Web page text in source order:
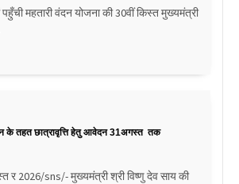
महतारी वंदन योजना की 30वीं किस्त मुख्यमंत्री
के तहत छात्रावृत्ति हेतु आवेदन 31अगस्त तक
र 2026/sns/- मुख्यमंत्री श्री विष्णु देव साय की